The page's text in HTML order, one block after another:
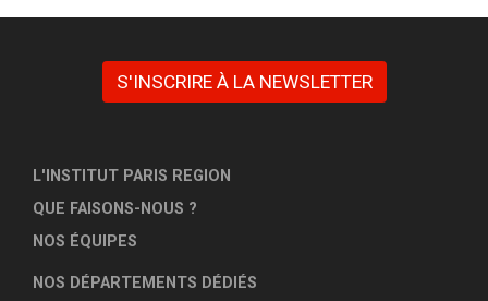
S'INSCRIRE À LA NEWSLETTER
L'INSTITUT PARIS REGION
QUE FAISONS-NOUS ?
NOS ÉQUIPES
NOS DÉPARTEMENTS DÉDIÉS